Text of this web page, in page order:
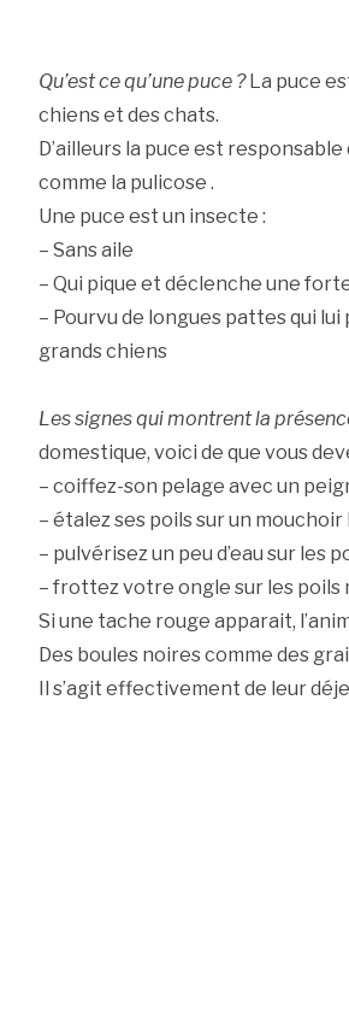
Qu’est ce qu’une puce ?La puce
chiens et des chats.
D’ailleurs la puce est
comme la pulicose .
Une puce est un insecte :
– Sans aile
– Qui pique et déclenche une
– Pourvu de longues pattes qui
grands chiens
Les signes qui montrent la
domestique, voici de que vous
– coiffez-son pelage avec un
– étalez ses poils sur un mouchoir
– pulvérisez un peu d’eau sur les
– frottez votre ongle sur les poils
Si une tache rouge apparait,
Des boules noires comme des
Il s’agit effectivement de leur